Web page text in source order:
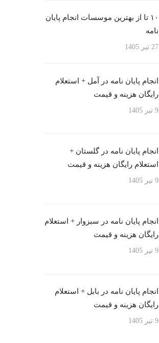
۱۰ تا از بهترین موسسات انجام پایان
نامه
27 تیر 1405
انجام پایان نامه در آمل + استعلام
رایگان هزینه و قیمت
9 تیر 1405
انجام پایان نامه در گلستان +
استعلام رایگان هزینه و قیمت
9 تیر 1405
انجام پایان نامه در سبزوار + استعلام
رایگان هزینه و قیمت
9 تیر 1405
انجام پایان نامه در بابل + استعلام
رایگان هزینه و قیمت
9 تیر 1405